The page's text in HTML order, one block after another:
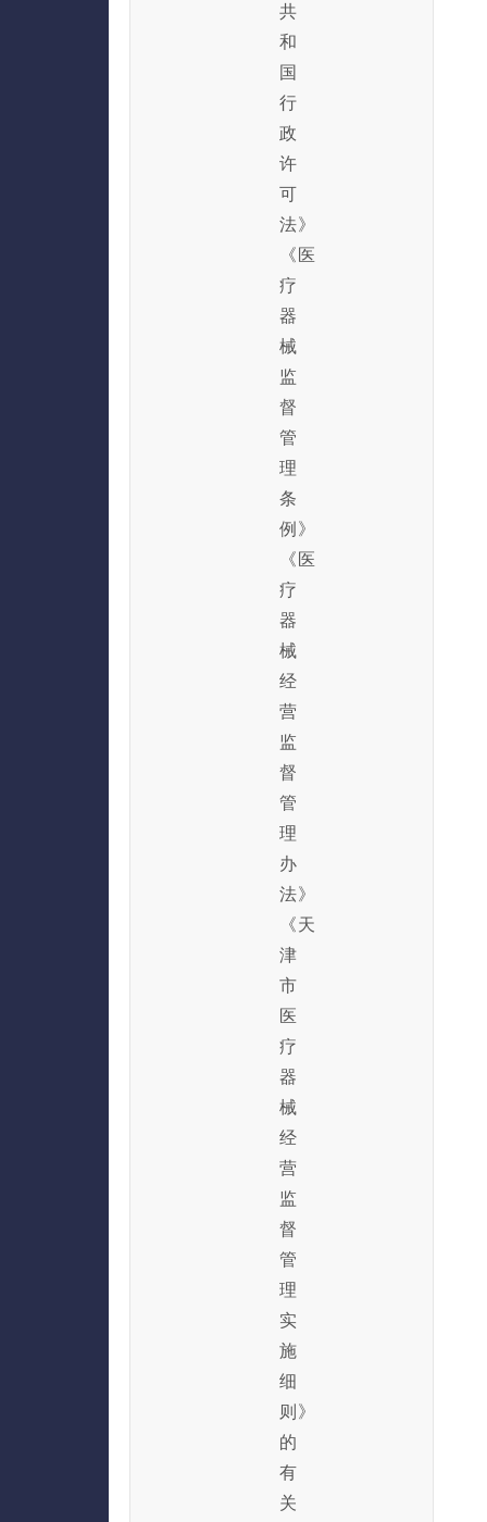
共
和
国
行
政
许
可
法》
《医
疗
器
械
监
督
管
理
条
例》
《医
疗
器
械
经
营
监
督
管
理
办
法》
《天
津
市
医
疗
器
械
经
营
监
督
管
理
实
施
细
则》
的
有
关